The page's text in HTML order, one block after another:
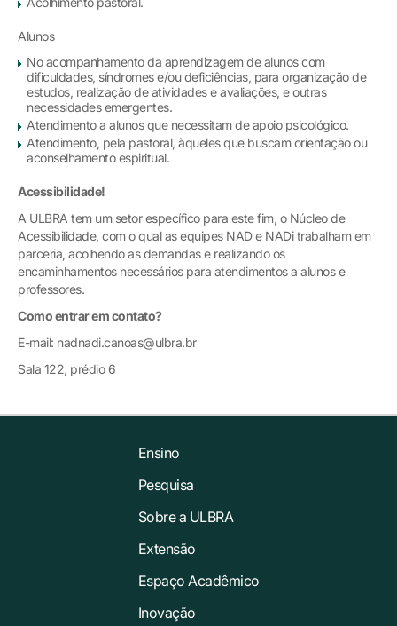
Alunos
No acompanhamento da aprendizagem de alunos com
dificuldades, síndromes e/ou deficiências, para organização de
estudos, realização de atividades e avaliações, e outras
necessidades emergentes.
Atendimento a alunos que necessitam de apoio psicológico.
Atendimento, pela pastoral, àqueles que buscam orientação ou
aconselhamento espiritual.
Acessibilidade!
A ULBRA tem um setor específico para este fim, o Núcleo de
Acessibilidade, com o qual as equipes NAD e NADi trabalham em
parceria, acolhendo as demandas e realizando os
encaminhamentos necessários para atendimentos a alunos e
professores.
Como entrar em contato?
E-mail: nadnadi.canoas@ulbra.br
Sala 122, prédio 6
Ensino
Pesquisa
Sobre a ULBRA
Extensão
Espaço Acadêmico
Inovação